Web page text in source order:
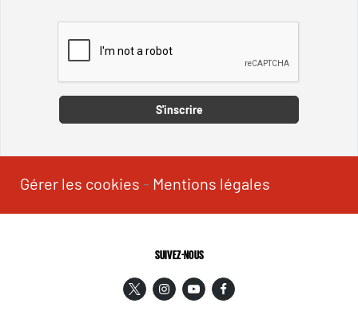
S'inscrire
Gérer les cookies - Mentions légales
SUIVEZ-NOUS